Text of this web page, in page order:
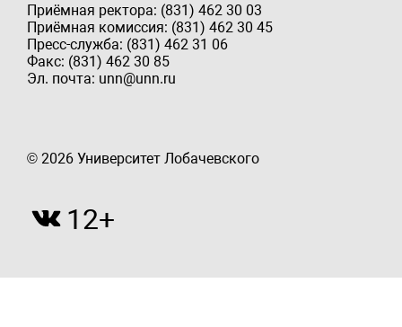
Приёмная ректора: (831) 462 30 03
Приёмная комиссия: (831) 462 30 45
Пресс-служба: (831) 462 31 06
Факс: (831) 462 30 85
Эл. почта: unn@unn.ru
© 2026 Университет Лобачевского
12+